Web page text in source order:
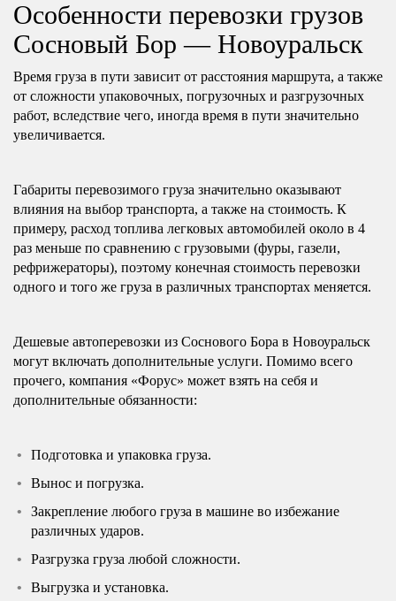
Особенности перевозки грузов
Сосновый Бор — Новоуральск
Время груза в пути зависит от расстояния маршрута, а также
от сложности упаковочных, погрузочных и разгрузочных
работ, вследствие чего, иногда время в пути значительно
увеличивается.
Габариты перевозимого груза значительно оказывают
влияния на выбор транспорта, а также на стоимость. К
примеру, расход топлива легковых автомобилей около в 4
раз меньше по сравнению с грузовыми (фуры, газели,
рефрижераторы), поэтому конечная стоимость перевозки
одного и того же груза в различных транспортах меняется.
Дешевые автоперевозки из Соснового Бора в Новоуральск
могут включать дополнительные услуги. Помимо всего
прочего, компания «Форус» может взять на себя и
дополнительные обязанности:
Подготовка и упаковка груза.
Вынос и погрузка.
Закрепление любого груза в машине во избежание
различных ударов.
Разгрузка груза любой сложности.
Выгрузка и установка.